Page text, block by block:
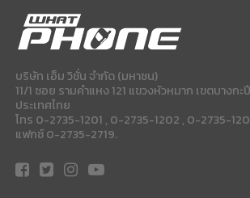
บริษัท เอ็ม วิชั่น จำกัด (มหาชน)
11/1 ซอย รามคำแหง 121 แขวงหัวหมาก เขตบางก
ประเทศไทย
โทร 0-2735-1201 , 0-2735-1202 , 0-2735-
แฟกซ์ 0-2735-2719.